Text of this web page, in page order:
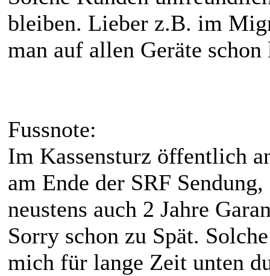
bleiben. Lieber z.B. im
man auf allen Geräte
Fussnote:
Im Kassensturz öffentlich
am Ende der SRF
neustens auch 2 Jahre
Sorry schon zu Spät.
mich für lange Zeit unten